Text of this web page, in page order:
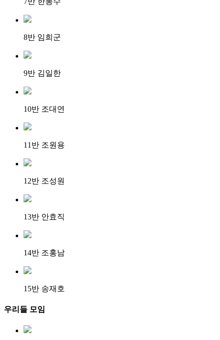
8반 임희군
9반 김일한
10반 조대연
11반 조원용
12반 조성원
13반 안효직
14반 조홍남
15반 송재호
우리들 모임